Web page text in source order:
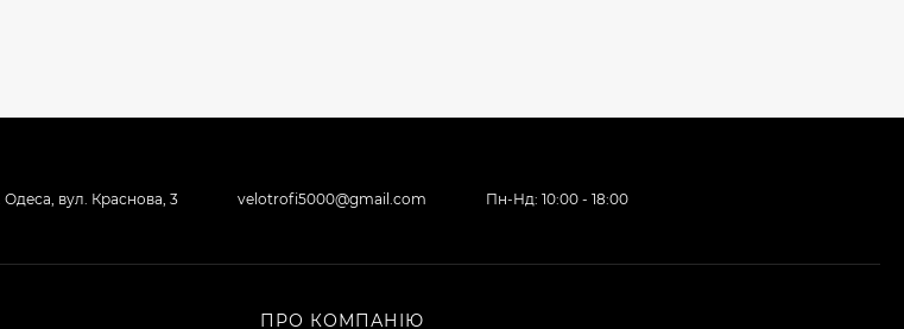
Одеса, вул. Краснова, 3 velotrofi5000@gmail.com Пн-Нд: 10:00 - 18:00
ПРО КОМПАНІЮ